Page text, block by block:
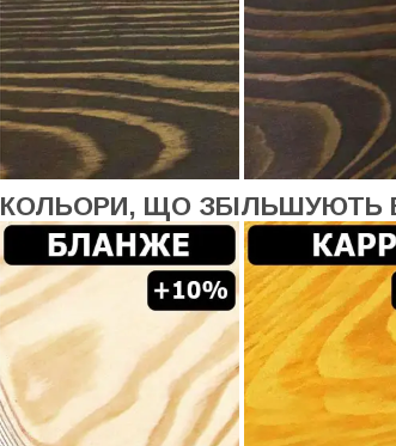
КОЛЬОРИ, ЩО ЗБІЛЬШУЮТЬ